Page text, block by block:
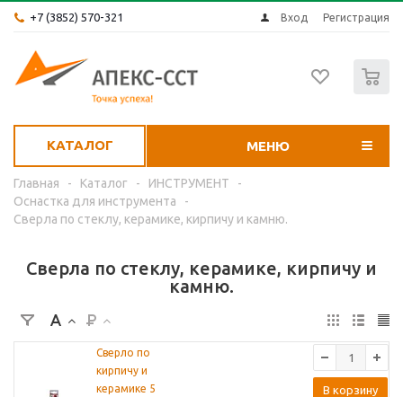
+7 (3852) 570-321 Вход Регистрация
КАТАЛОГ МЕНЮ
Главная - Каталог - ИНСТРУМЕНТ
-
Оснастка для инструмента
-
Сверла по стеклу, керамике, кирпичу и камню.
Сверла по стеклу, керамике, кирпичу и
камню.
Сверло по
кирпичу и
керамике 5
В корзину